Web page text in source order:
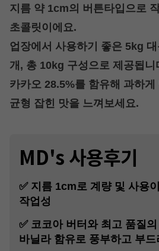
지름 약 1cm의 버튼타입으로
초콜릿이에요.
업장에서 사용하기 좋은 5kg 대
개, 총 10kg 구성으로 제공됩니
카카오 28.5%를 함유해 과하게
균형 잡힌 맛을 느껴보세요.
MD's 사용후기
✅ 지름 1cm로 계량 및 사용
작업성
✅ 코코아 버터와 최고 품질
바닐라 함유로 풍부하고 부드